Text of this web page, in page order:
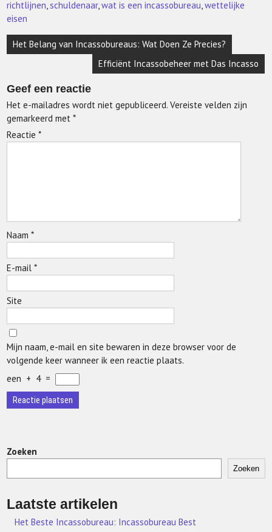
richtlijnen,schuldenaar,wat is een incassobureau,wettelijke
eisen
Berichtnavigatie
Het Belang van Incassobureaus: Wat Doen Ze Precies?
Efficiënt Incassobeheer met Das Incasso
Geef een reactie
Het e-mailadres wordt niet gepubliceerd. Vereiste velden zijn
gemarkeerd met*
Reactie*
Naam*
E-mail*
Site
Mijn naam, e-mail en site bewaren in deze browser voor de
volgende keer wanneer ik een reactie plaats.
een + 4 =
Zoeken
Zoeken
Laatste artikelen
Het Beste Incassobureau: Incassobureau Best